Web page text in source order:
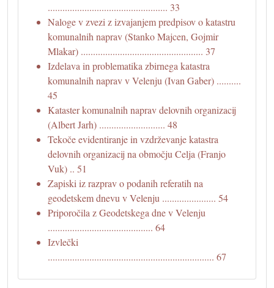
................................................. 33
Naloge v zvezi z izvajanjem predpisov o katastru
komunalnih naprav (Stanko Majcen, Gojmir
Mlakar) .................................................. 37
Izdelava in problematika zbirnega katastra
komunalnih naprav v Velenju (Ivan Gaber) ..........
45
Kataster komunalnih naprav delovnih organizacij
(Albert Jarh) ........................... 48
Tekoče evidentiranje in vzdrževanje katastra
delovnih organizacij na območju Celja (Franjo
Vuk) .. 51
Zapiski iz razprav o podanih referatih na
geodetskem dnevu v Velenju ...................... 54
Priporočila z Geodetskega dne v Velenju
........................................... 64
Izvlečki
.................................................................... 67